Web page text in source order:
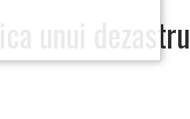
unui dezastru